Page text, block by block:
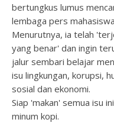
bertungkus lumus
lembaga pers
Menurutnya, ia telah
yang benar' dan ingin
jalur sembari belajar
isu lingkungan, korupsi,
sosial dan ekonomi.
Siap 'makan' semua isu
minum kopi.